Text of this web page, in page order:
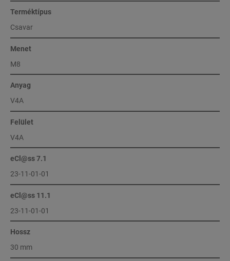
Terméktípus
Csavar
Menet
M8
Anyag
V4A
Felület
V4A
eCl@ss 7.1
23-11-01-01
eCl@ss 11.1
23-11-01-01
Hossz
30 mm